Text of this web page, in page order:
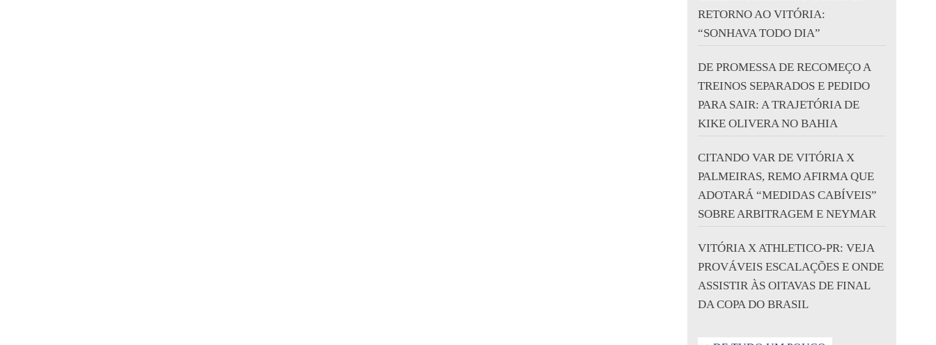
RETORNO AO VITÓRIA:
“SONHAVA TODO DIA”
DE PROMESSA DE RECOMEÇO A
TREINOS SEPARADOS E PEDIDO
PARA SAIR: A TRAJETÓRIA DE
KIKE OLIVERA NO BAHIA
CITANDO VAR DE VITÓRIA X
PALMEIRAS, REMO AFIRMA QUE
ADOTARÁ “MEDIDAS CABÍVEIS”
SOBRE ARBITRAGEM E NEYMAR
VITÓRIA X ATHLETICO-PR: VEJA
PROVÁVEIS ESCALAÇÕES E ONDE
ASSISTIR ÀS OITAVAS DE FINAL
DA COPA DO BRASIL